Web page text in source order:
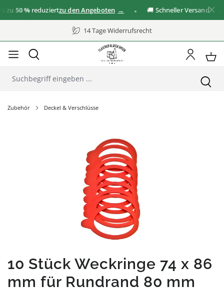
50 % reduziertzu den Angeboten 🚚 Schneller Versand
14 Tage Widerrufsrecht
Zubehör Deckel & Verschlüsse
10 Stück Weckringe 74 x 86
mm für Rundrand 80 mm